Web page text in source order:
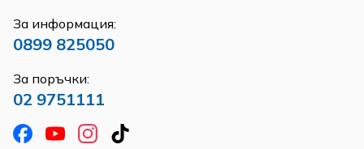
За информация:
0899 825050
За поръчки:
02 9751111